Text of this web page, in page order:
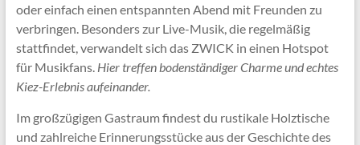
oder einfach einen entspannten Abend mit Freunden zu
verbringen. Besonders zur Live-Musik, die regelmäßig
stattfindet, verwandelt sich das ZWICK in einen Hotspot
für Musikfans. Hier treffen bodenständiger Charme und echtes
Kiez-Erlebnis aufeinander.
Im großzügigen Gastraum findest du rustikale Holztische
und zahlreiche Erinnerungsstücke aus der Geschichte des